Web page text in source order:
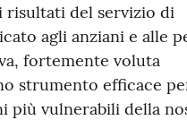
risultati del servizio di
agli anziani e alle
fortemente voluta
strumento efficace
più vulnerabili della